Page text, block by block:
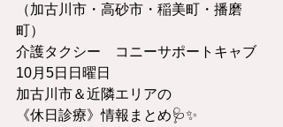
（加古川市・高砂市・稲美町・播磨
町）
介護タクシー　コニーサポートキャブ
10月5日日曜日
加古川市＆近隣エリアの
《休日診療》情報まとめ🩺✨